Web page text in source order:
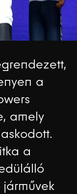
a
amely
a